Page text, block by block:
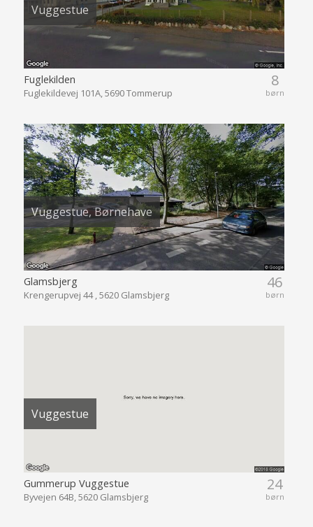
Vuggestue
8
børn
Fuglekilden
Fuglekildevej 101A, 5690 Tommerup
Vuggestue, Børnehave
46
børn
Glamsbjerg
Krengerupvej 44 , 5620 Glamsbjerg
Vuggestue
24
børn
Gummerup Vuggestue
Byvejen 64B, 5620 Glamsbjerg